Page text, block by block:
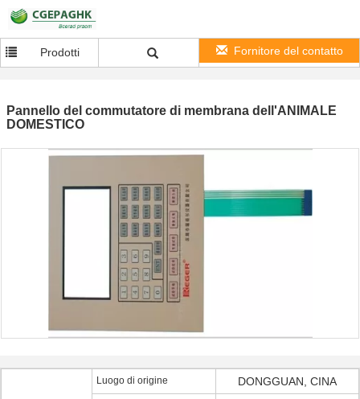
Prodotti Fornitore del contatto
Pannello del commutatore di membrana dell'ANIMALE
DOMESTICO
Luogo di origine DONGGUAN, CINA